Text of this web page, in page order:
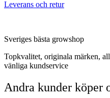
Leverans och retur
Sveriges bästa growshop
Topkvalitet, originala märken,
vänliga kundservice
Andra kunder köper